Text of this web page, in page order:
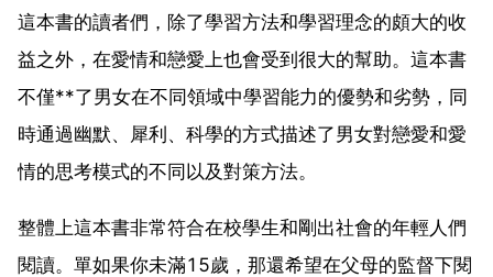
這本書的讀者們，除了學習方法和學習理念的頗大的收
益之外，在愛情和戀愛上也會受到很大的幫助。這本書
不僅**了男女在不同領域中學習能力的優勢和劣勢，同
時通過幽默、犀利、科學的方式描述了男女對戀愛和愛
情的思考模式的不同以及對策方法。
整體上這本書非常符合在校學生和剛出社會的年輕人們
閱讀。單如果你未滿15歲，那還希望在父母的監督下閱